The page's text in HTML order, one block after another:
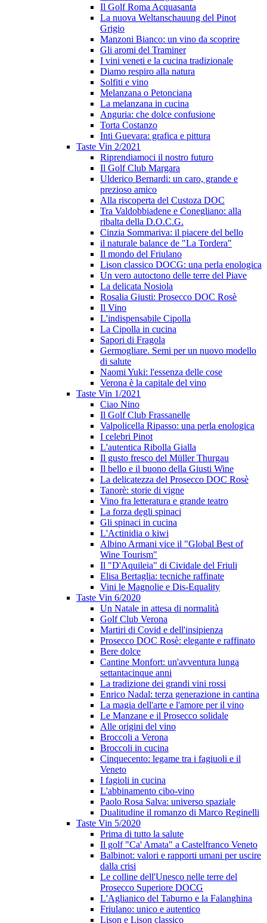
Il Golf Roma Acquasanta
La nuova Weltanschauung del Pinot
Grigio
Manzoni Bianco: un vino da scoprire
Gli aromi del Traminer
I vini veneti e la cucina tradizionale
Diamo respiro alla natura
Solfiti e vino
Melanzana o Petonciana
La melanzana in cucina
Anguria: che dolce confusione
Torta Costanzo
Inti Guevara: grafica e pittura
Taste Vin 2/2021
Riprendiamoci il nostro futuro
Il Golf Club Margara
Ulderico Bernardi: un caro, grande e
prezioso amico
Alla riscoperta del Custoza DOC
Tra Valdobbiadene e Conegliano: alla
ribalta della D.O.C.G.
Cinzia Sommariva: il piacere del bello
il naturale balance de "La Tordera"
Il mondo del Friulano
Lison classico DOCG: una perla enologica
Un vero autoctono delle terre del Piave
La delicata Nosiola
Rosalia Giusti: Prosecco DOC Rosè
Il Vino
L'indispensabile Cipolla
La Cipolla in cucina
Sapori di Fragola
Germogliare. Semi per un nuovo modello
di salute
Naomi Yuki: l'essenza delle cose
Verona è la capitale del vino
Taste Vin 1/2021
Ciao Nino
Il Golf Club Frassanelle
Valpolicella Ripasso: una perla enologica
I celebri Pinot
L'autentica Ribolla Gialla
Il gusto fresco del Müller Thurgau
Il bello e il buono della Giusti Wine
La delicatezza del Prosecco DOC Rosè
Tanorè: storie di vigne
Vino fra letteratura e grande teatro
La forza degli spinaci
Gli spinaci in cucina
L'Actinidia o kiwi
Albino Armani vice il "Global Best of
Wine Tourism"
Il "D'Aquileia" di Cividale del Friuli
Elisa Bertaglia: tecniche raffinate
Vini le Magnolie e Dis-Equality
Taste Vin 6/2020
Un Natale in attesa di normalità
Golf Club Verona
Martiri di Covid e dell'insipienza
Prosecco DOC Rosè: elegante e raffinato
Bere dolce
Cantine Monfort: un'avventura lunga
settantacinque anni
La tradizione dei grandi vini rossi
Enrico Nadal: terza generazione in cantina
La magia dell'arte e l'amore per il vino
Le Manzane e il Prosecco solidale
Alle origini del vino
Broccoli a Verona
Broccoli in cucina
Cinquecento: legame tra i fagiuoli e il
Veneto
I fagioli in cucina
L'abbinamento cibo-vino
Paolo Rosa Salva: universo spaziale
Dualitudine il romanzo di Marco Reginelli
Taste Vin 5/2020
Prima di tutto la salute
Il golf "Ca' Amata" a Castelfranco Veneto
Balbinot: valori e rapporti umani per uscire
dalla crisi
Le colline dell'Unesco nelle terre del
Prosecco Superiore DOCG
L'Aglianico del Taburno e la Falanghina
Friulano: unico e autentico
Lison e Lison classico